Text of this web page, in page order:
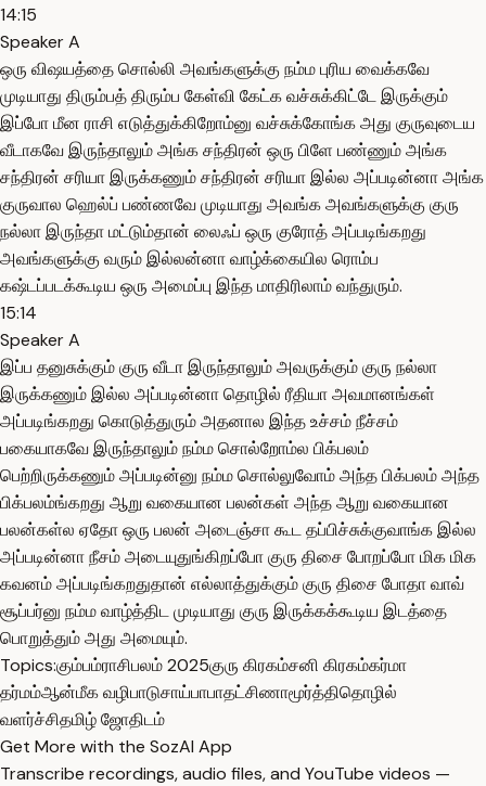
14:15
Speaker A
ஒரு விஷயத்தை சொல்லி அவங்களுக்கு நம்ம புரிய வைக்கவே
முடியாது திரும்பத் திரும்ப கேள்வி கேட்க வச்சுக்கிட்டே இருக்கும்
இப்போ மீன ராசி எடுத்துக்கிறோம்னு வச்சுக்கோங்க அது குருவுடைய
வீடாகவே இருந்தாலும் அங்க சந்திரன் ஒரு பிளே பண்ணும் அங்க
சந்திரன் சரியா இருக்கணும் சந்திரன் சரியா இல்ல அப்படின்னா அங்க
குருவால ஹெல்ப் பண்ணவே முடியாது அவங்க அவங்களுக்கு குரு
நல்லா இருந்தா மட்டும்தான் லைஃப் ஒரு குரோத் அப்படிங்கறது
அவங்களுக்கு வரும் இல்லன்னா வாழ்க்கையில ரொம்ப
கஷ்டப்படக்கூடிய ஒரு அமைப்பு இந்த மாதிரிலாம் வந்துரும்.
15:14
Speaker A
இப்ப தனுசுக்கும் குரு வீடா இருந்தாலும் அவருக்கும் குரு நல்லா
இருக்கணும் இல்ல அப்படின்னா தொழில் ரீதியா அவமானங்கள்
அப்படிங்கறது கொடுத்துரும் அதனால இந்த உச்சம் நீச்சம்
பகையாகவே இருந்தாலும் நம்ம சொல்றோம்ல பிக்பலம்
பெற்றிருக்கணும் அப்படின்னு நம்ம சொல்லுவோம் அந்த பிக்பலம் அந்த
பிக்பலம்ங்கறது ஆறு வகையான பலன்கள் அந்த ஆறு வகையான
பலன்கள்ல ஏதோ ஒரு பலன் அடைஞ்சா கூட தப்பிச்சுக்குவாங்க இல்ல
அப்படின்னா நீசம் அடையுதுங்கிறப்போ குரு திசை போறப்போ மிக மிக
கவனம் அப்படிங்கறதுதான் எல்லாத்துக்கும் குரு திசை போதா வாவ்
சூப்பர்னு நம்ம வாழ்த்திட முடியாது குரு இருக்கக்கூடிய இடத்தை
பொறுத்தும் அது அமையும்.
Topics:கும்பம்ராசிபலம் 2025குரு கிரகம்சனி கிரகம்கர்மா
தர்மம்ஆன்மீக வழிபாடுசாய்பாபாதட்சிணாமூர்த்திதொழில்
வளர்ச்சிதமிழ் ஜோதிடம்
Get More with the SozAI App
Transcribe recordings, audio files, and YouTube videos —